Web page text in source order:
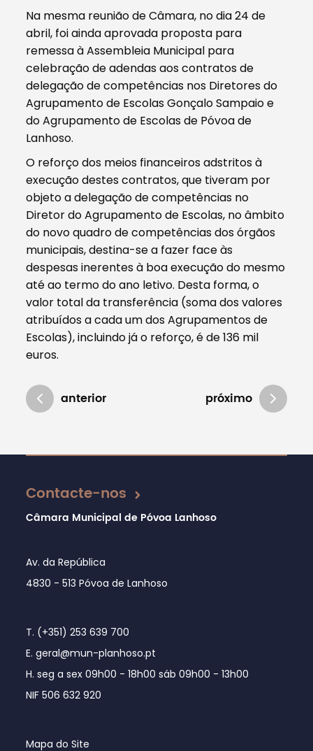
Na mesma reunião de Câmara, no dia 24 de
abril, foi ainda aprovada proposta para
remessa à Assembleia Municipal para
celebração de adendas aos contratos de
delegação de competências nos Diretores do
Agrupamento de Escolas Gonçalo Sampaio e
do Agrupamento de Escolas de Póvoa de
Lanhoso.
O reforço dos meios financeiros adstritos à
execução destes contratos, que tiveram por
objeto a delegação de competências no
Diretor do Agrupamento de Escolas, no âmbito
do novo quadro de competências dos órgãos
municipais, destina-se a fazer face às
despesas inerentes à boa execução do mesmo
até ao termo do ano letivo. Desta forma, o
valor total da transferência (soma dos valores
atribuídos a cada um dos Agrupamentos de
Escolas), incluindo já o reforço, é de 136 mil
euros.
anterior próximo
Atualizado em 27/04/2023
Contacte-nos
Câmara Municipal de Póvoa Lanhoso
Av. da República
4830 - 513 Póvoa de Lanhoso
T. (+351) 253 639 700
E. geral@mun-planhoso.pt
H. seg a sex 09h00 - 18h00 sáb 09h00 - 13h00
NIF 506 632 920
Mapa do Site